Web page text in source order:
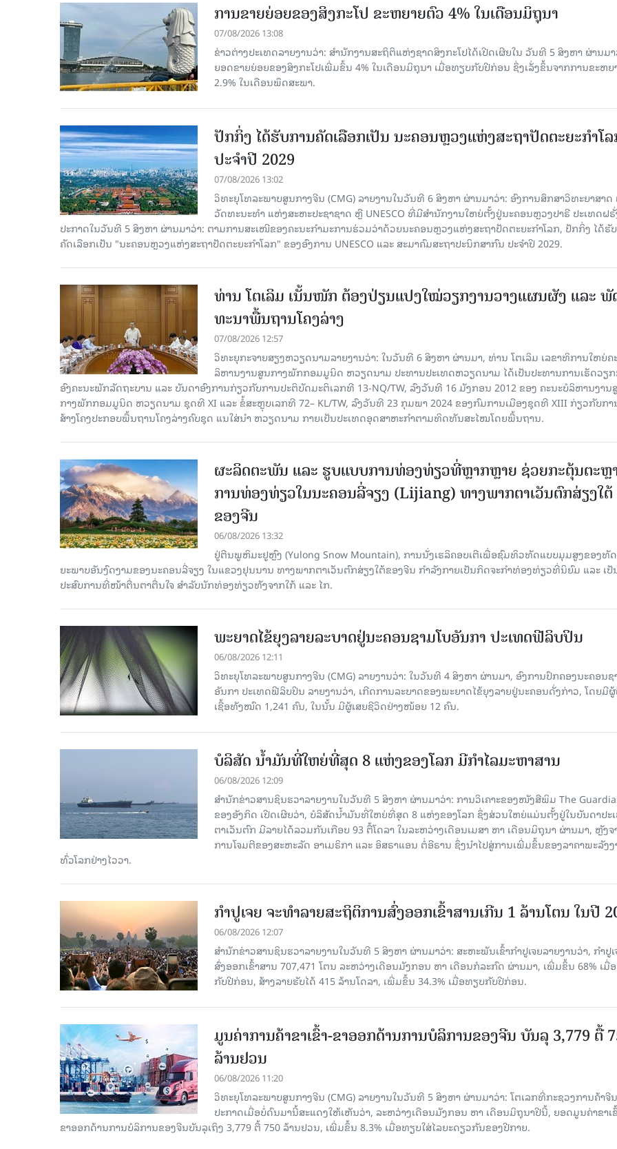
ການຂາຍຍ່ອຍຂອງສິງກະໂປ ຂະຫຍາຍຕົວ 4% ໃນເດືອນມິຖຸນາ
07/08/2026 13:08
ຂ່າວຕ່າງປະເທດລາຍງານວ່າ: ສຳນັກງານສະຖິຕິແຫ່ງຊາດສິງກະໂປໄດ້ເປີດເຜີຍໃນ ວັນທີ 5 ສິງຫາ ຜ່ານມາ
ຍອດຂາຍຍ່ອຍຂອງສິງກະໂປເພີ່ມຂຶ້ນ 4% ໃນເດືອນມິຖຸນາ ເມື່ອທຽບກັບປີກ່ອນ ຊຶ່ງເລັ່ງຂຶ້ນຈາກການຂະຫຍ
2.9% ໃນເດືອນພຶດສະພາ.
ປັກກິ່ງ ໄດ້ຮັບການຄັດເລືອກເປັນ ນະຄອນຫຼວງແຫ່ງສະຖາປັດຕະຍະກຳໂ
ປະຈຳປີ 2029
07/08/2026 13:02
ວິທະຍຸໂທລະພາບສູນກາງຈີນ (CMG) ລາຍງານໃນວັນທີ 6 ສິງຫາ ຜ່ານມາວ່າ: ອົງການສຶກສາວິທະຍາສາດ
ວັດທະນະທຳ ແຫ່ງສະຫະປະຊາຊາດ ຫຼື UNESCO ທີ່ມີສຳນັກງານໃຫຍ່ຕັ້ງຢູ່ນະຄອນ​ຫຼວງປາຣີ ປະເທດຝຣັ່
ປະກາດໃນວັນທີ 5 ສິງຫາ ຜ່ານມາວ່າ: ຕາມການສະເໜີຂອງຄະນະກຳມະການຮ່ວມວ່າດ້ວຍນະຄອນຫຼວງແຫ່ງສະຖາປັດຕະຍະກຳໂລກ, ປັກກິ່ງ ໄດ້ຮັ
ຄັດ​ເລືອກເປັນ "ນະຄອນຫຼວງແຫ່ງສະຖາປັດຕະຍະກຳໂລກ" ຂອງອົງການ UNESCO ແລະ ສະມາ​ຄົມສະຖາປະນິກສາກົນ ປະຈຳປີ 2029.
ທ່ານ ໂຕ​ເລິມ ເນັ້ນໜັກ ຕ້ອງ​ປ່ຽນ​ແປງ​ໃໝ່​ວຽກ​ງານ​ວາງ​ແຜນ​ຜັງ ແລະ ​ພັ
ທະ​ນາ​ພື້ນ​ຖານ​ໂຄງ​ລ່າງ
07/08/2026 12:57
ວິທະຍຸກະຈາຍສຽງຫວຽດນາມລາຍງານວ່າ: ໃນ​ວັນ​ທີ 6 ສິງ​ຫາ ຜ່ານມາ, ທ່ານ ໂຕ​ເລິມ ເລ​ຂາ​ທິ​ການ​ໃຫຍ່​ຄ
ລິ​ຫານ​ງານ​ສູນ​ກາງ​ພັກ​ກອມ​ມູ​ນິດ ຫວຽດ​ນາມ ປະ​ທານ​ປະ​ເທດຫວຽດ​ນາມ ໄດ້​ເປັນ​ປະ​ທານ​ການ​ເຮັດ​ວຽ
ອົງ​ຄະ​ນະ​ພັກ​ລັດ​ຖະ​ບານ ແລະ ບັນ​ດາ​ອົງ​ການ​ກ່ຽວ​ກັບ​ການ​ປະ​ຕິ​ບັດ​ມະ​ຕິ​ເລກ​ທີ 13-NQ/TW, ລົງວັນ​ທີ 16 ມັງ​ກອນ 2012 ຂອງ ຄະ​ນະ​ບໍ​ລິ​ຫານ​ງານ​
ກາງ​ພັກ​ກອມ​ມູ​ນິດ ຫວຽດ​ນາມ ຊຸດ​ທີ XI ແລະ ຂໍ້​ສະ​ຫຼຸບ​ເລກ​ທີ 72– KL/TW, ​ລົງວັນ​ທີ 23 ກຸມ​ພາ 2024 ຂອງ​ກົມ​ການ​ເມື​ອງ​ຊຸດ​ທີ XIII ກ່ຽວ​ກັບ​ກ
ສ້າງ​ໂຄງ​ປະ​ກອບ​ພື້ນ​ຖານ​ໂຄງ​ລ່າງຄົບ​ຊຸດ ແນ​ໃສ່​ນຳ ຫວຽດ​ນາມ ກາຍ​ເປັນ​ປະ​ເທດ​ອຸດ​ສາ​ຫະ​ກຳ​ຕາມ​ທິດ​ທັນ​ສະ​ໄໝ​ໂດຍ​ພື້ນ​ຖານ.
ຜະລິດຕະພັນ ແລະ ຮູບແບບການທ່ອງທ່ຽວທີ່ຫຼາກຫຼາຍ ຊ່ວຍກະຕຸ້ນຕະຫຼ
ການທ່ອງທ່ຽວໃນນະຄອນລີ່ຈຽງ (Lijiang) ທາງພາກຕາເວັນຕົກສ່ຽງໃຕ້
ຂອງຈີນ
06/08/2026 13:32
ຢູ່ຕີນພູຫິມະຢູຫຼົງ (Yulong Snow Mountain), ການນັ່ງເຮລິຄອບເຕີເພື່ອຊົມທິວທັດແບບມຸມສູງຂອງທັ
ຍະພາບອັນງົດງາມຂອງນະຄອນລີ່ຈຽງ ໃນແຂວງຢຸນນານ ທາງພາກຕາເວັນຕົກສ່ຽງໃຕ້ຂອງຈີນ ກຳລັງກາຍເປັນກິດຈະກຳທ່ອງທ່ຽວທີ່ນິຍົມ ແລະ ເປັ
ປະສົບການທີ່ໜ້າຕື່ນຕາຕື່ນໃຈ ສຳລັບນັກທ່ອງທ່ຽວທັງຈາກໃກ້ ແລະ ໄກ.
ພະຍາດໄຂ້ຍຸງລາຍລະບາດຢູ່ນະຄອນຊາມໂບ​ອັນກາ ປະເທດຟີລິບປິນ
06/08/2026 12:11
ວິທະຍຸໂທລະພາບສູນກາງຈີນ (CMG) ລາຍງານວ່າ: ໃນວັນທີ 4 ສິງ​ຫາ ຜ່ານມາ, ອົງການ​ປົກ​ຄອງນະຄອນຊ
ອັນກາ ປະເທດຟີລິບປິນ ລາຍ​ງານວ່າ, ເກີດ​ການລະບາດ​ຂອງພະຍາດໄຂ້ຍຸງລາຍຢູ່ນະຄອນດັ່ງກ່າວ, ໂດຍມີ
ເຊື້ອ​ທັງ​ໝົດ 1,241 ຄົນ, ໃນນັ້ນ ມີຜູ້ເສຍຊີວິດຢ່າງໜ້ອຍ 12 ຄົນ.
ບໍລິສັດ ນ້ຳມັນທີ່ໃຫຍ່ທີ່ສຸດ 8 ແຫ່ງຂອງໂລກ ມີກຳໄລມະຫາສານ
06/08/2026 12:09
ສຳນັກຂ່າວສານຊິນຮວາລາຍງານໃນວັນທີ 5 ສິງຫາ ຜ່ານມາວ່າ: ການວິເຄາະຂອງໜັງສືພິມ The
ຂອງອັງກິດ ເປີດເຜີຍວ່າ, ບໍລິສັດນ້ຳມັນທີ່ໃຫຍ່ທີ່ສຸດ 8 ແຫ່ງຂອງໂລກ ຊຶ່ງສ່ວນໃຫຍ່ແມ່ນຕັ້ງຢູ່ໃນບັນດາປະ
ຕາເວັນຕົກ ມີລາຍໄດ້ລວມກັນເກືອບ 93 ຕື້ໂດລາ ໃນລະຫວ່າງເດືອນເມສາ ຫາ ເດືອນມິຖຸນາ ຜ່ານມາ, ຫຼັງຈ
ການໂຈມຕີຂອງສະຫະລັດ ອາເມຣິກາ ແລະ ອິສຣາແອນ ຕໍ່ອີຣານ ຊຶ່ງນຳໄປສູ່ການເພີ່ມຂຶ້ນຂອງລາຄາພະລັງງ
ທົ່ວໂລກຢ່າງໄວວາ.
ກຳປູເຈຍ ຈະທຳລາຍສະຖິຕິການສົ່ງອອກເຂົ້າສານເກີນ 1 ລ້ານໂຕນ ໃນປີ
06/08/2026 12:07
ສຳນັກຂ່າວສານຊິນຮວາລາຍງານໃນວັນທີ 5 ສິງຫາ ຜ່ານມາວ່າ: ສະຫະພັນເຂົ້າກຳປູເຈຍລາຍງານວ່າ, ກໍາປູເ
ສົ່ງອອກເຂົ້າສານ 707,471 ໂຕນ ລະຫວ່າງເດືອນມັງກອນ ຫາ ເດືອນກໍລະກົດ ຜ່ານມາ, ເພີ່ມຂຶ້ນ 68% ເມື່
ກັບປີກ່ອນ, ສ້າງລາຍຮັບໄດ້ 415 ລ້ານໂດລາ, ເພີ່ມຂຶ້ນ 34.3% ເມື່ອທຽບກັບປີກ່ອນ.
ມູນຄ່າການຄ້າຂາເຂົ້າ-ຂາອອກດ້ານການບໍລິການຂອງຈີນ ບັນລຸ 3,779 ຕື້
ລ້ານຢວນ
06/08/2026 11:20
ວິທະຍຸໂທລະພາບສູນກາງຈີນ (CMG) ລາຍງານໃນວັນທີ 5 ສິງຫາ ຜ່ານມາວ່າ: ໂຕເລກທີ່ກະຊວງການຄ້າຈີນ
ປະກາດເມື່ອບໍ່ດົນມານີ້ສະແດງໃຫ້ເຫັນວ່າ, ລະຫວ່າງເດືອນມັງກອນ ຫາ ເດືອນມິຖຸນາປີນີ້, ຍອດມູນຄ່າຂາເ
ຂາອອກດ້ານການບໍລິການຂອງຈີນບັນລຸເຖິງ 3,779 ຕື້ 750 ລ້ານຢວນ, ເພີ່ມຂຶ້ນ 8.3% ເມື່ອທຽບໃສ່ໄລຍະດຽວກັນຂອງປີກາຍ.